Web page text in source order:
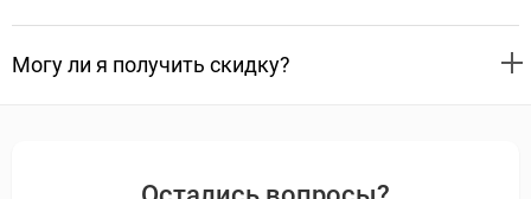
Могу ли я получить скидку?